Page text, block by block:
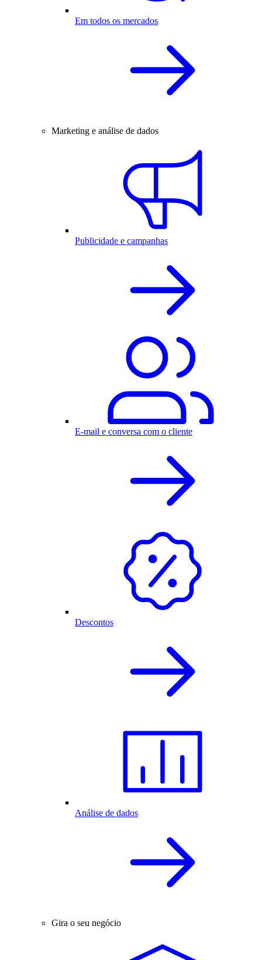
Em todos os mercados
Marketing e análise de dados
Publicidade e campanhas
E-mail e conversa com o cliente
Descontos
Análise de dados
Gira o seu negócio